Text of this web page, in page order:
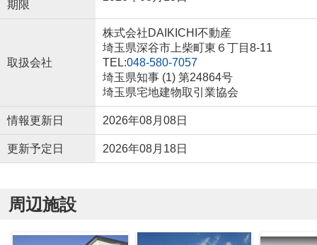
期限
取扱会社
株式会社DAIKICHI不動産
埼玉県深谷市上柴町東６丁目8-11
TEL:048-580-7057
埼玉県知事 (1) 第24864号
埼玉県宅地建物取引業協会
情報更新日 2026年08月08日
更新予定日 2026年08月18日
周辺施設